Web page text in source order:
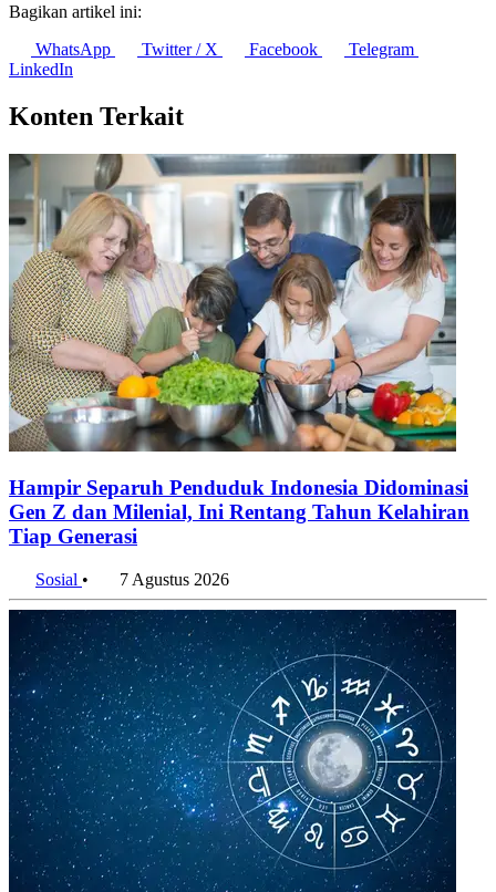
Bagikan artikel ini:
WhatsApp
Twitter / X Facebook
Telegram
LinkedIn
Konten Terkait
Hampir Separuh Penduduk Indonesia Didominasi
Gen Z dan Milenial, Ini Rentang Tahun Kelahiran
Tiap Generasi
Sosial • 7 Agustus 2026